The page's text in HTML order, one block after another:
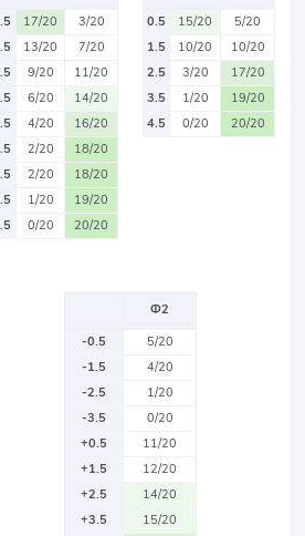
17/20
3/20
13/20
7/20
9/20
11/20
6/20
14/20
4/20
16/20
2/20
18/20
2/20
18/20
1/20
19/20
0/20 20/20
0.5
15/20
5/20
1.5
10/20
10/20
2.5
3/20
17/20
3.5
1/20
19/20
4.5
0/20 20/20
Ф2
-0.5
5/20
-1.5
4/20
-2.5
1/20
-3.5
0/20
+0.5
11/20
+1.5
12/20
+2.5
14/20
+3.5
15/20